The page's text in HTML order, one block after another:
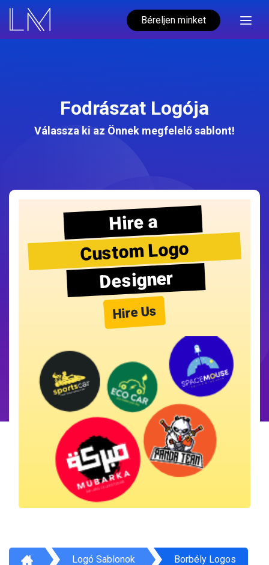
Béreljen minket
Fodrászat Logója
Válassza ki az Önnek megfelelő sablont!
Hire a
Custom Logo
Designer
Hire Us
Logó Sablonok Borbély Logos